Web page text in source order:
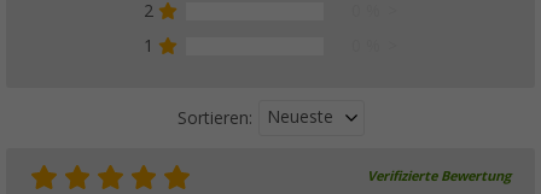
2
1
Sortieren: Neueste
Verifizierte Bewertung